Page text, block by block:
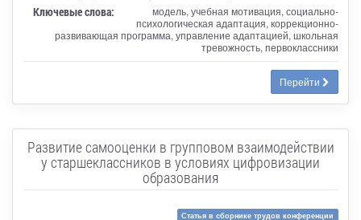
Ключевые слова:
модель, учебная мотивация, социально-
психологическая адаптация, коррекционно-
развивающая программа, управление адаптацией, школьная
тревожность, первоклассники
Перейти
Развитие самооценки в групповом взаимодействии
у старшеклассников в условиях цифровизации
образования
Статья в сборнике трудов конференции